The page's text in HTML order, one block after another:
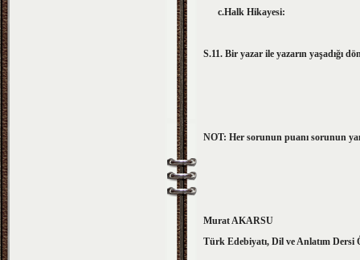
c.Halk
S.11. Bir yazar ile yazarın yaşadığı
NOT: Her sorunun puanı sorunun
Murat AKARSU
Türk Edebiyatı, Dil ve Anlatım Dersi